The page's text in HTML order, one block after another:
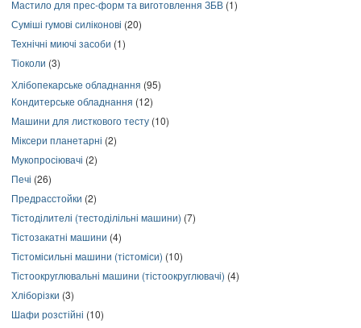
Мастило для прес-форм та виготовлення ЗБВ (1)
Суміші гумові силіконові (20)
Технічні миючі засоби (1)
Тіоколи (3)
Хлібопекарське обладнання (95)
Кондитерське обладнання (12)
Машини для листкового тесту (10)
Міксери планетарні (2)
Мукопросіювачі (2)
Печі (26)
Предрасстойки (2)
Тістоділителі (тестоділільні машини) (7)
Тістозакатні машини (4)
Тістомісильні машини (тістоміси) (10)
Тістоокруглювальні машини (тістоокруглювачі) (4)
Хліборізки (3)
Шафи розстійні (10)